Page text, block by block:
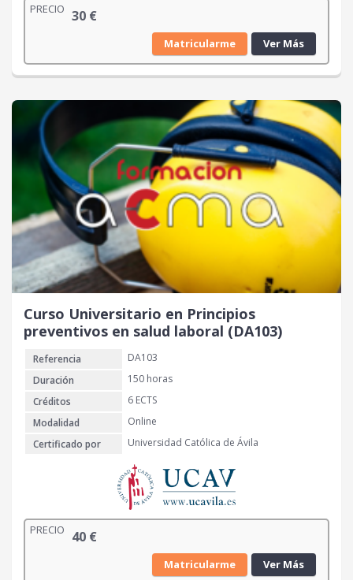
PRECIO 30 €
Matricularme Ver Más
Curso Universitario en Principios
preventivos en salud laboral (DA103)
Referencia
DA103
Duración
150 horas
Créditos
6 ECTS
Modalidad
Online
Certificado por
Universidad Católica de Ávila
PRECIO 40 €
Matricularme Ver Más